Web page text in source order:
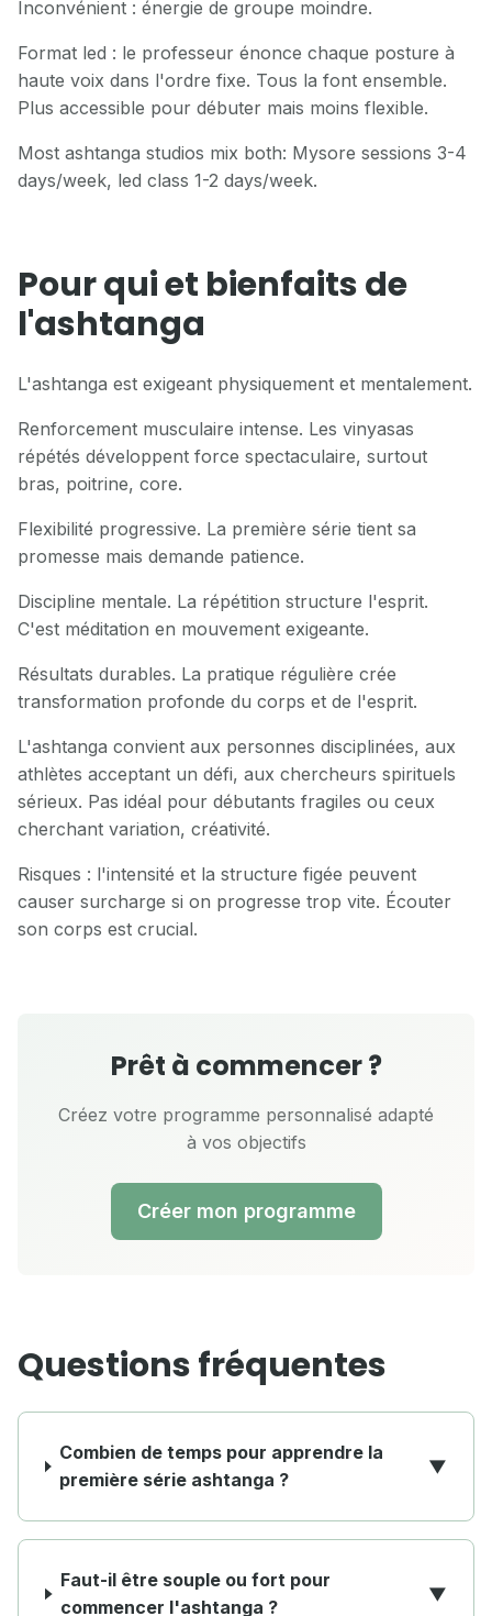
Inconvénient : énergie de groupe moindre.
Format led : le professeur énonce chaque posture à
haute voix dans l'ordre fixe. Tous la font ensemble.
Plus accessible pour débuter mais moins flexible.
Most ashtanga studios mix both: Mysore sessions 3-4
days/week, led class 1-2 days/week.
Pour qui et bienfaits de
l'ashtanga
L'ashtanga est exigeant physiquement et mentalement.
Renforcement musculaire intense. Les vinyasas
répétés développent force spectaculaire, surtout
bras, poitrine, core.
Flexibilité progressive. La première série tient sa
promesse mais demande patience.
Discipline mentale. La répétition structure l'esprit.
C'est méditation en mouvement exigeante.
Résultats durables. La pratique régulière crée
transformation profonde du corps et de l'esprit.
L'ashtanga convient aux personnes disciplinées, aux
athlètes acceptant un défi, aux chercheurs spirituels
sérieux. Pas idéal pour débutants fragiles ou ceux
cherchant variation, créativité.
Risques : l'intensité et la structure figée peuvent
causer surcharge si on progresse trop vite. Écouter
son corps est crucial.
Prêt à commencer ?
Créez votre programme personnalisé adapté
à vos objectifs
Créer mon programme
Questions fréquentes
Combien de temps pour apprendre la
première série ashtanga ?
▼
Faut-il être souple ou fort pour
commencer l'ashtanga ?
▼